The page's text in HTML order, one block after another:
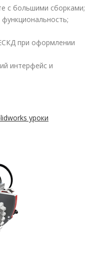
с большими сборками;
при оформлении
интерфейс и
уроки